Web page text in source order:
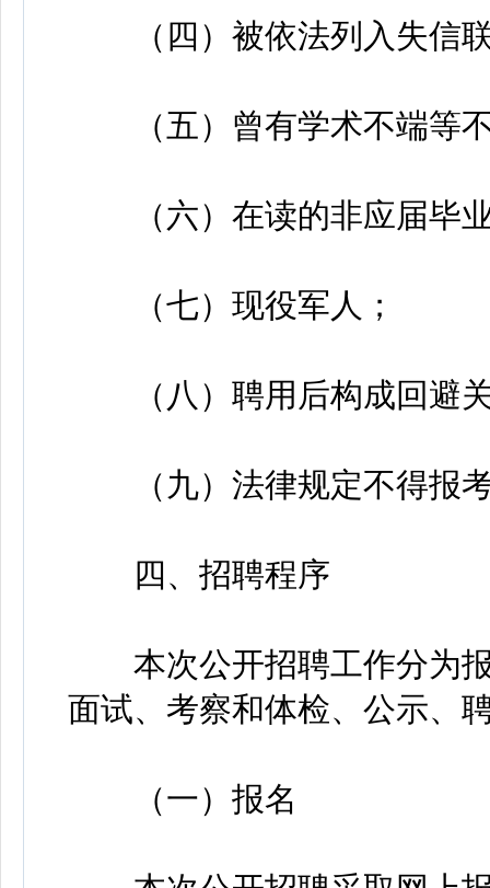
（四）被依法列入失信联
（五）曾有学术不端等
（六）在读的非应届毕
（七）现役军人；
（八）聘用后构成回避
（九）法律规定不得报考
四、招聘程序
本次公开招聘工作分为报
面试、考察和体检、公示、
（一）报名